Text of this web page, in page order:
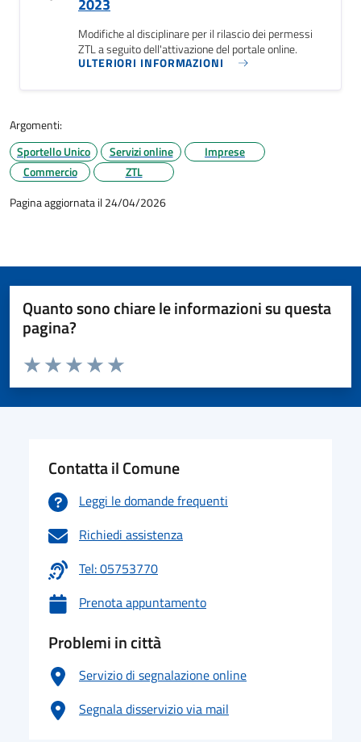
2023
Modifiche al disciplinare per il rilascio dei permessi
ZTL a seguito dell'attivazione del portale online.
ULTERIORI INFORMAZIONI
Argomenti:
Sportello Unico
Servizi online
Imprese
Commercio
ZTL
Pagina aggiornata il 24/04/2026
Quanto sono chiare le informazioni su questa
pagina?
Valuta da 1 a 5 stelle la pagina
Valuta 5 stelle su 5
Valuta 4 stelle su 5
Valuta 3 stelle su 5
Valuta 2 stelle su 5
Valuta 1 stelle su 5
Contatta il Comune
Leggi le domande frequenti
Richiedi assistenza
Tel: 05753770
Prenota appuntamento
Problemi in città
Servizio di segnalazione online
Segnala disservizio via mail